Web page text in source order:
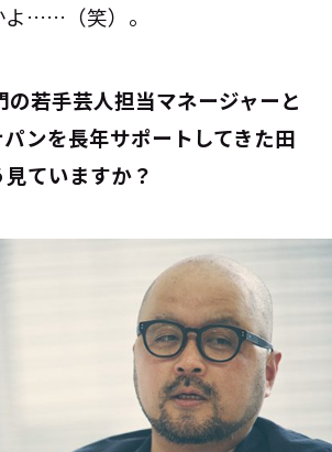
よ……（笑）。
の若手芸人担当マネージャーと
ンを長年サポートしてきた田
ていますか？